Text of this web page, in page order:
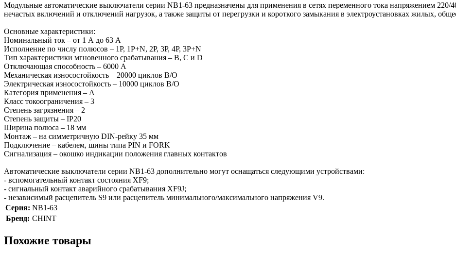
Модульные автоматические выключатели серии NB1-63 предназначены для применения в сетях переменного тока напряжением
нечастых включений и отключений нагрузок, а также защиты от перегрузки и короткого замыкания в электроустановках жилых,
Основные характеристики:
Номинальный ток – от 1 А до 63 А
Исполнение по числу полюсов – 1P, 1P+N, 2P, 3P, 4P, 3P+N
Тип характеристики мгновенного срабатывания – B, C и D
Отключающая способность – 6000 A
Механическая износостойкость – 20000 циклов В/О
Электрическая износостойкость – 10000 циклов В/О
Категория применения – A
Класс токоограничения – 3
Степень загрязнения – 2
Степень защиты – IP20
Ширина полюса – 18 мм
Монтаж – на симметричную DIN-рейку 35 мм
Подключение – кабелем, шины типа PIN и FORK
Сигнализация – окошко индикации положения главных контактов
Автоматические выключатели серии NB1-63 дополнительно могут оснащаться следующими устройствами:
- вспомогательный контакт состояния XF9;
- сигнальный контакт аварийного срабатывания XF9J;
- независимый расцепитель S9 или расцепитель минимального/максимального напряжения V9.
Серия: NB1-63
Бренд: CHINT
Похожие товары